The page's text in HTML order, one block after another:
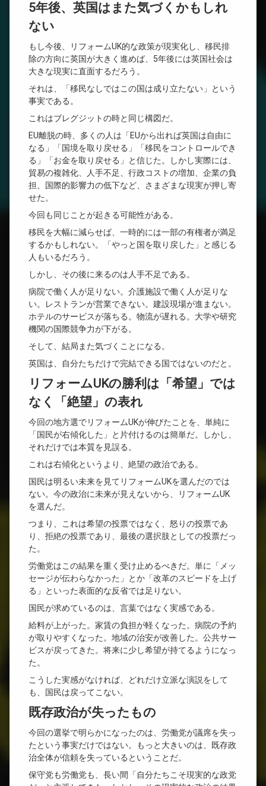
5年後、英国はまた気づくかもしれ
ない
もし今後、リフォームUK的な政策が現実化し、移民排
除の方向に英国が大きく進めば、5年後には英国社会は
大きな現実に直面するだろう。
それは、「移民なしではこの国は成り立たない」という
事実である。
これはブレグジットの時と同じ構図だ。
EU離脱の時、多くの人は「EUから出れば英国は自由に
なる」「国境を取り戻せる」「移民をコントロールでき
る」「お金を取り戻せる」と信じた。しかし実際には、
貿易の複雑化、人手不足、行政コストの増加、企業の負
担、国際的影響力の低下など、さまざまな現実が押し寄
せた。
今回も同じことが起きる可能性がある。
移民を大幅に減らせば、一時的には一部の有権者が満足
するかもしれない。「やっと国を取り戻した」と感じる
人もいるだろう。
しかし、その後に来るのは人手不足である。
病院で働く人が足りない。介護施設で働く人が足りな
い。レストランが営業できない。建設現場が進まない。
ホテルのサービスが落ちる。物流が遅れる。大学や研究
機関の国際競争力が下がる。
そして、結局また気づくことになる。
英国は、自分たちだけで完結できる国ではないのだと。
リフォームUKの勝利は「希望」では
なく「絶望」の表れ
今回の地方選でリフォームUKが伸びたことを、単純に
「国民が右傾化した」と片付けるのは簡単だ。しかし、
それだけでは本質を見誤る。
これは右傾化というより、絶望の政治である。
国民は明るい未来を見てリフォームUKを選んだのでは
ない。今の政治に未来が見えないから、リフォームUK
を選んだ。
つまり、これは希望の投票ではなく、怒りの投票であ
り、拒絶の投票であり、最後の選択肢としての投票だっ
た。
労働党はこの結果を重く受け止めるべきだ。単に「メッ
セージが伝わらなかった」とか「改革のスピードを上げ
る」といった表面的な反省では足りない。
国民が求めているのは、言葉ではなく実感である。
給料が上がった。家賃の負担が軽くなった。病院の予約
が取りやすくなった。地域の治安が改善した。公共サー
ビスが戻ってきた。将来に少し希望が持てるようになっ
た。
こうした実感がなければ、どれだけ立派な演説をして
も、国民は戻ってこない。
既存政治が失ったもの
今回の選挙で明らかになったのは、労働党が議席を失っ
たという事実だけではない。もっと大きいのは、既存政
治全体が信頼を失っているということだ。
保守党も労働党も、長い間「自分たちこそ現実的な政党